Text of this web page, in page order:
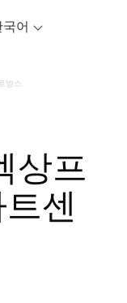
국어
방스
상프
센